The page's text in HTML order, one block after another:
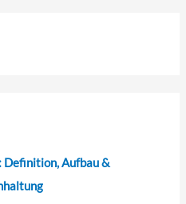
Definition, Aufbau &